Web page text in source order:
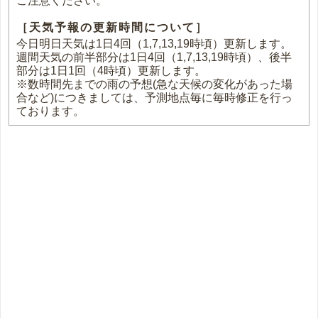
［天気予報の更新時間について］
今日明日天気は1日4回（1,7,13,19時頃）更新します。
週間天気の前半部分は1日4回（1,7,13,19時頃）、後半
部分は1日1回（4時頃）更新します。
※数時間先までの雨の予想(急な天候の変化があった場
合など)につきましては、予測地点毎に毎時修正を行っ
ております。